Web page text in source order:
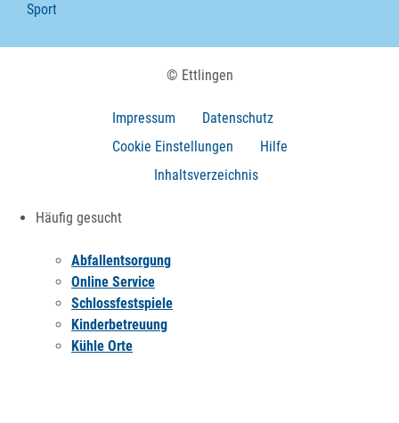
Sport
© Ettlingen
Impressum
Datenschutz
Cookie Einstellungen
Hilfe
Inhaltsverzeichnis
Häufig gesucht
Abfallentsorgung
Online Service
Schlossfestspiele
Kinderbetreuung
Kühle Orte